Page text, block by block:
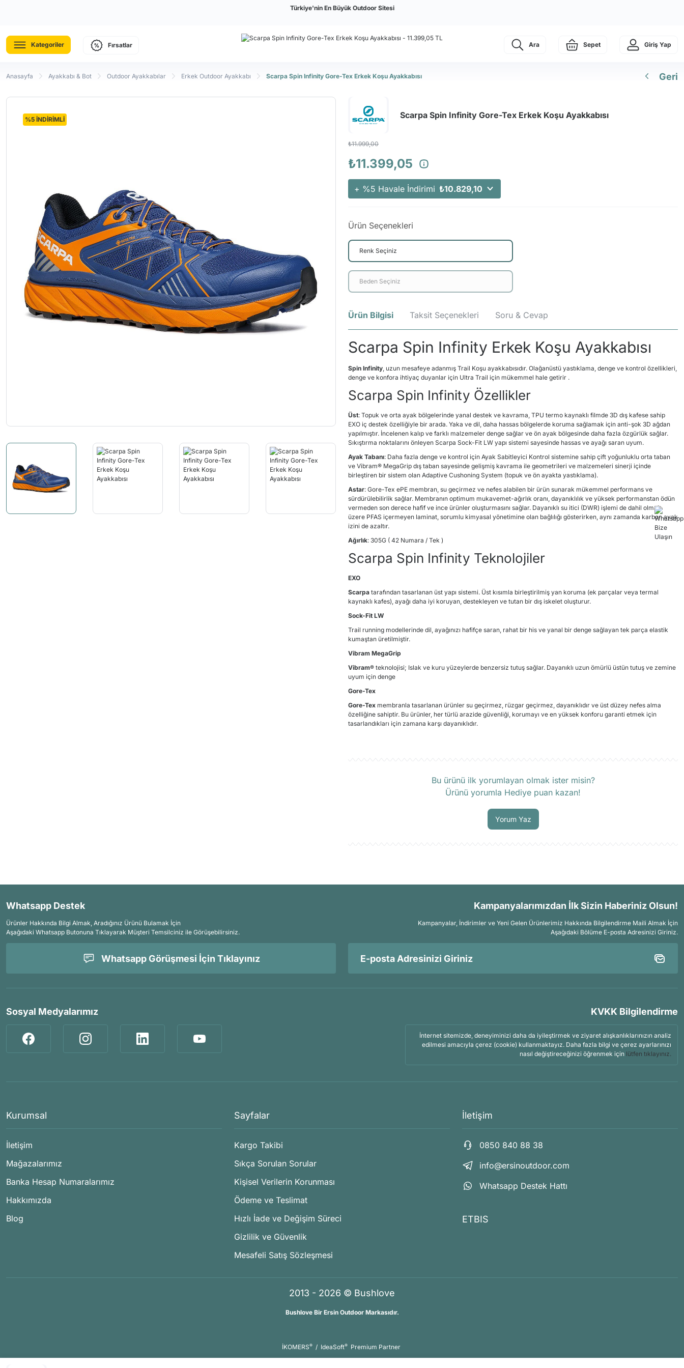
Türkiye'nin En Büyük Outdoor Sitesi
Kategoriler Fırsatlar Ara Sepet Giriş Yap
Anasayfa Ayakkabı & Bot Outdoor Ayakkabılar Erkek Outdoor Ayakkabı Scarpa Spin Infinity Gore-Tex Erkek Koşu Ayakkabısı Geri
%5 İNDİRİMLİ Scarpa Spin Infinity Gore-Tex Erkek Koşu Ayakkabısı
₺11.999,00
₺11.399,05
+ %5 Havale İndirimi ₺10.829,10
Ürün Seçenekleri
Ürün Bilgisi Taksit Seçenekleri Soru & Cevap
Scarpa Spin Infinity Erkek Koşu Ayakkabısı
Spin Infinity, uzun mesafeye adanmış Trail Koşu ayakkabısıdır. Olağanüstü yastıklama, denge ve kontrol özellikleri,
denge ve konfora ihtiyaç duyanlar için Ultra Trail için mükemmel hale getirir .
Scarpa Spin Infinity Özellikler
Üst: Topuk ve orta ayak bölgelerinde yanal destek ve kavrama, TPU termo kaynaklı filmde 3D dış kafese sahip
EXO iç destek özelliğiyle bir arada. Yaka ve dil, daha hassas bölgelerde koruma sağlamak için anti-şok 3D ağdan
yapılmıştır. İncelenen kalıp ve farklı malzemeler denge sağlar ve ön ayak bölgesinde daha fazla özgürlük sağlar.
Sıkıştırma noktalarını önleyen Scarpa Sock-Fit LW yapı sistemi sayesinde hassas ve ayağı saran uyum.
Ayak Tabanı: Daha fazla denge ve kontrol için Ayak Sabitleyici Kontrol sistemine sahip çift yoğunluklu orta taban
ve Vibram® MegaGrip dış taban sayesinde gelişmiş kavrama ile geometrileri ve malzemeleri sinerji içinde
birleştiren bir sistem olan Adaptive Cushoning System (topuk ve ön ayakta yastıklama).
Astar: Gore-Tex ePE membran, su geçirmez ve nefes alabilen bir ürün sunarak mükemmel performans ve
sürdürülebilirlik sağlar. Membranın optimum mukavemet-ağırlık oranı, dayanıklılık ve yüksek performanstan ödün
vermeden son derece hafif ve ince ürünler oluşturmasını sağlar. Dayanıklı su itici (DWR) işlemi de dahil olmak
üzere PFAS içermeyen laminat, sorumlu kimyasal yönetimine olan bağlılığı gösterirken, aynı zamanda karbon ayak
izini de azaltır.
Ağırlık: 305G ( 42 Numara / Tek )
Scarpa Spin Infinity Teknolojiler
EXO
Scarpa tarafından tasarlanan üst yapı sistemi. Üst kısımla birleştirilmiş yan koruma (ek parçalar veya termal
kaynaklı kafes), ayağı daha iyi koruyan, destekleyen ve tutan bir dış iskelet oluşturur.
Sock-Fit LW
Trail running modellerinde dil, ayağınızı hafifçe saran, rahat bir his ve yanal bir denge sağlayan tek parça elastik
kumaştan üretilmiştir.
Vibram MegaGrip
Vibram® teknolojisi; Islak ve kuru yüzeylerde benzersiz tutuş sağlar. Dayanıklı uzun ömürlü üstün tutuş ve zemine
uyum için denge
Gore-Tex
Gore-Tex membranla tasarlanan ürünler su geçirmez, rüzgar geçirmez, dayanıklıdır ve üst düzey nefes alma
özelliğine sahiptir. Bu ürünler, her türlü arazide güvenliği, korumayı ve en yüksek konforu garanti etmek için
tasarlandıkları için zamana karşı dayanıklıdır.
Bu ürünü ilk yorumlayan olmak ister misin?
Ürünü yorumla Hediye puan kazan!
Yorum Yaz
Whatsapp Destek
Ürünler Hakkında Bilgi Almak, Aradığınız Ürünü Bulamak İçin
Aşağıdaki Whatsapp Butonuna Tıklayarak Müşteri Temsilciniz ile Görüşebilirsiniz.
Whatsapp Görüşmesi İçin Tıklayınız
Kampanyalarımızdan İlk Sizin Haberiniz Olsun!
Kampanyalar, İndirimler ve Yeni Gelen Ürünlerimiz Hakkında Bilgilendirme Maili Almak İçin
Aşağıdaki Bölüme E-posta Adresinizi Giriniz.
Sosyal Medyalarımız KVKK Bilgilendirme
İnternet sitemizde, deneyiminizi daha da iyileştirmek ve ziyaret alışkanlıklarınızın analiz
edilmesi amacıyla çerez (cookie) kullanmaktayız. Daha fazla bilgi ve çerez ayarlarınızı
nasıl değiştireceğinizi öğrenmek için lütfen tıklayınız.
Kurumsal
İletişim
Mağazalarımız
Banka Hesap Numaralarımız
Hakkımızda
Blog
Sayfalar
Kargo Takibi
Sıkça Sorulan Sorular
Kişisel Verilerin Korunması
Ödeme ve Teslimat
Hızlı İade ve Değişim Süreci
Gizlilik ve Güvenlik
Mesafeli Satış Sözleşmesi
İletişim
0850 840 88 38
info@ersinoutdoor.com
Whatsapp Destek Hattı
ETBIS
2013 - 2026 © Bushlove
Bushlove Bir Ersin Outdoor Markasıdır.
İKOMERS® / IdeaSoft® Premium Partner